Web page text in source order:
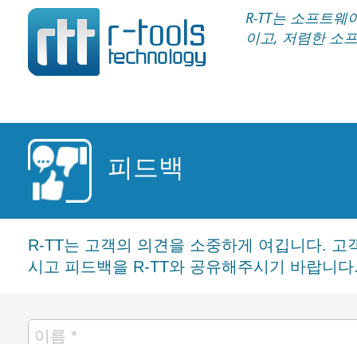
R-TT는 소프트
이고, 저렴한 소
피드백
R-TT는 고객의 의견을 소중하게 여깁니다.
시고 피드백을 R-TT와 공유해주시기 바랍니